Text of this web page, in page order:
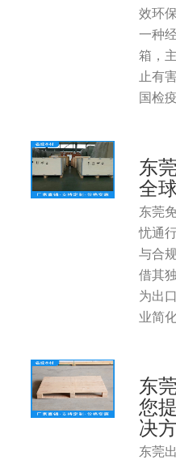
效环
一种
箱，
止有
国检
东
全
东莞
忧通
与合
借其
为出
业简
东
您
决
东莞